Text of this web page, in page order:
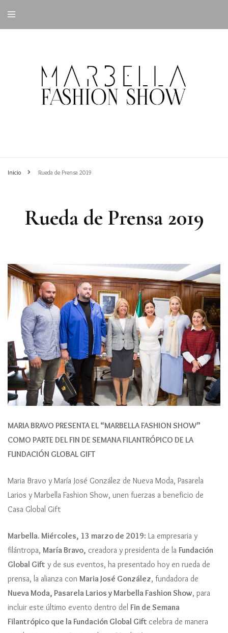
Inicio Rueda de Prensa 2019
Rueda de Prensa 2019
MARIA BRAVO PRESENTA EL “MARBELLA FASHION SHOW”
COMO PARTE DEL FIN DE SEMANA FILANTRÓPICO DE LA
FUNDACIÓN GLOBAL GIFT
Maria Bravo y María José González de Nueva Moda, Pasarela
Larios y Marbella Fashion Show, unen fuerzas a beneficio de
Casa Global Gift
Marbella. Miércoles, 13 marzo de 2019: La empresaria y
filántropa, María Bravo, creadora y presidenta de la Fundación
Global Gift y de sus eventos, ha presentado hoy en rueda de
prensa, la alianza con Maria José González, fundadora de
Nueva Moda, Pasarela Larios y Marbella Fashion Show, para
incluir este último evento dentro del Fin de Semana
Filantrópico que la Fundación Global Gift celebra de manera